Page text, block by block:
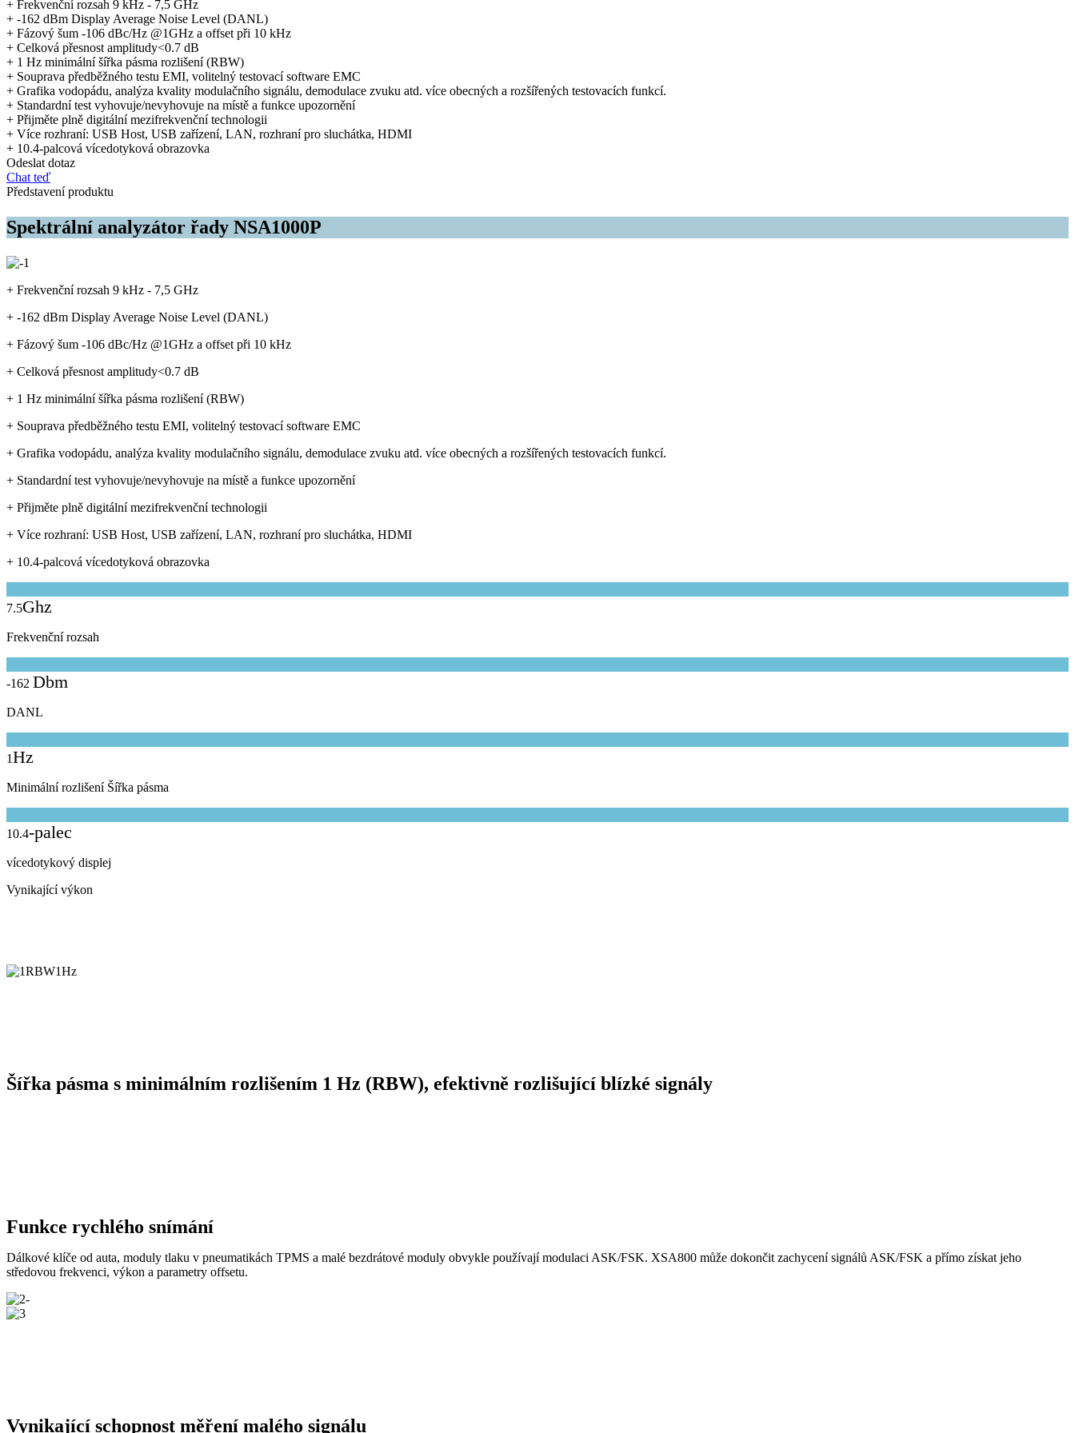
+ Frekvenční rozsah 9 kHz - 7,5 GHz
+ -162 dBm Display Average Noise Level (DANL)
+ Fázový šum -106 dBc/Hz @1GHz a offset při 10 kHz
+ Celková přesnost amplitudy<0.7 dB
+ 1 Hz minimální šířka pásma rozlišení (RBW)
+ Souprava předběžného testu EMI, volitelný testovací software EMC
+ Grafika vodopádu, analýza kvality modulačního signálu, demodulace zvuku atd. více obecných a rozšířených testovacích funkcí.
+ Standardní test vyhovuje/nevyhovuje na místě a funkce upozornění
+ Přijměte plně digitální mezifrekvenční technologii
+ Více rozhraní: USB Host, USB zařízení, LAN, rozhraní pro sluchátka, HDMI
+ 10.4-palcová vícedotyková obrazovka
Odeslat dotaz
Chat teď
Představení produktu
Spektrální analyzátor řady NSA1000P
+ Frekvenční rozsah 9 kHz - 7,5 GHz
+ -162 dBm Display Average Noise Level (DANL)
+ Fázový šum -106 dBc/Hz @1GHz a offset při 10 kHz
+ Celková přesnost amplitudy<0.7 dB
+ 1 Hz minimální šířka pásma rozlišení (RBW)
+ Souprava předběžného testu EMI, volitelný testovací software EMC
+ Grafika vodopádu, analýza kvality modulačního signálu, demodulace zvuku atd. více obecných a rozšířených testovacích funkcí.
+ Standardní test vyhovuje/nevyhovuje na místě a funkce upozornění
+ Přijměte plně digitální mezifrekvenční technologii
+ Více rozhraní: USB Host, USB zařízení, LAN, rozhraní pro sluchátka, HDMI
+ 10.4-palcová vícedotyková obrazovka
7.5Ghz
Frekvenční rozsah
-162 Dbm
DANL
1Hz
Minimální rozlišení Šířka pásma
10.4-palec
vícedotykový displej
Vynikající výkon
Šířka pásma s minimálním rozlišením 1 Hz (RBW), efektivně rozlišující blízké signály
Funkce rychlého snímání
Dálkové klíče od auta, moduly tlaku v pneumatikách TPMS a malé bezdrátové moduly obvykle používají modulaci ASK/FSK. XSA800 může dokončit zachycení signálů ASK/FSK a přímo získat jeho
středovou frekvenci, výkon a parametry offsetu.
Vynikající schopnost měření malého signálu